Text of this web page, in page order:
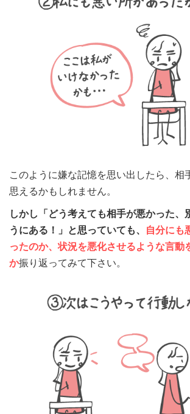
このように嫌な記憶を思い出したら、相
思えるかもしれません。
しかし「どう考えても相手が悪かった、
うにある！」と思っていても、 自分にも
ったのか、状況を悪化させるような言動
か振り返ってみて下さい。